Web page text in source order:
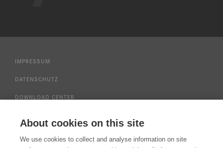
IMPRESSUM
DATENSCHUTZ
DOWNLOAD CENTER
About cookies on this site
We use cookies to collect and analyse information on site